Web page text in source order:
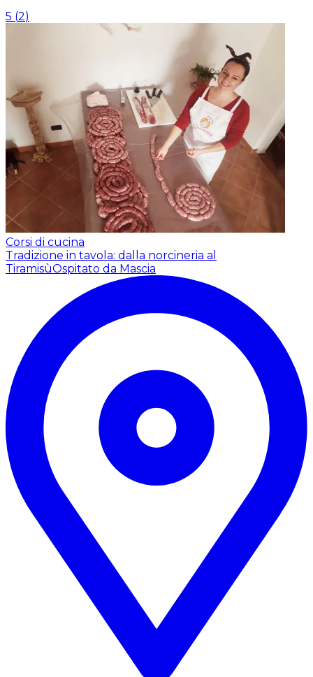
5 (2)
Corsi di cucina
Tradizione in tavola: dalla norcineria al
TiramisùOspitato da Mascia